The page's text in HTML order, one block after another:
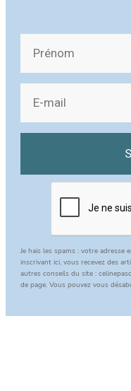
Je hais les spams : votre adresse
inscrivant ici, vous recevez des
autres conseils du site :
de page. Vous pouvez vous